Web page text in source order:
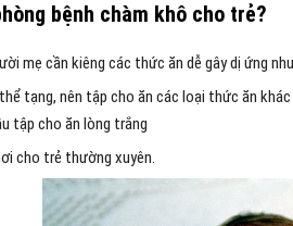
bệnh chàm khô cho trẻ?
mẹ cần kiêng các thức ăn dễ gây dị ứng
tạng, nên tập cho ăn các loại thức ăn
tập cho ăn lòng trắng
cho trẻ thường xuyên.